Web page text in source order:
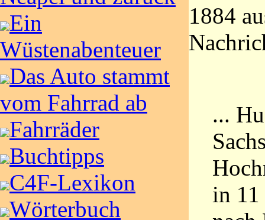
Ein
Wüstenabenteuer
Das Auto stammt
vom Fahrrad ab
Fahrräder
Buchtipps
C4F-Lexikon
Wörterbuch
1884
...
in 11